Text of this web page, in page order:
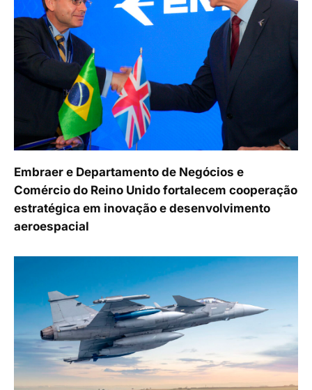
Embraer e Departamento de Negócios e
Comércio do Reino Unido fortalecem cooperação
estratégica em inovação e desenvolvimento
aeroespacial